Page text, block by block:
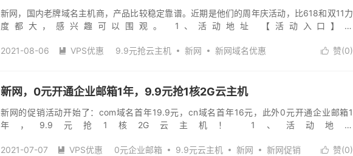
新网，国内老牌域名主机商，产品比较稳定靠谱。近期是他们的周年庆活动，比618和双11力
度都大，感兴趣可以围观。 1、活动地址 【活动入口】：
 赞(0)
2021-08-06  VPS优惠 9.9元抢云主机 新网 新网域名优惠
新网，0元开通企业邮箱1年，9.9元抢1核2G云主机
新网的促销活动开始了：com域名首年19.9元，cn域名首年16元，此外0元开通企业邮箱1
年，9.9元抢1核2G云主机！ 1、活动地址
 赞(0)
2021-07-07  VPS优惠 0元企业邮箱 9.9元云主机 新网 新网促销